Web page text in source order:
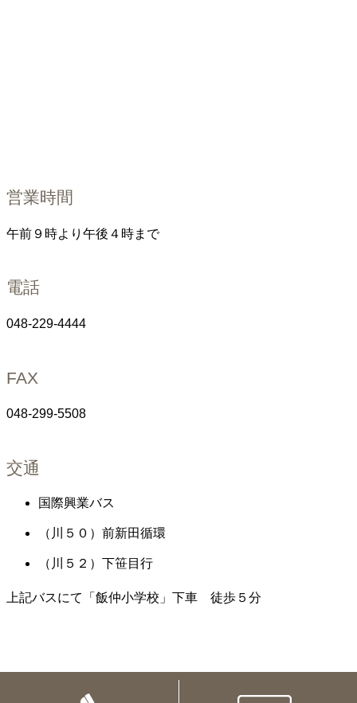
営業時間
午前９時より午後４時まで
電話
048-229-4444
FAX
048-299-5508
交通
国際興業バス
（川５０）前新田循環
（川５２）下笹目行
上記バスにて「飯仲小学校」下車 徒歩５分